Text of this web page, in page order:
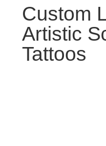
Custom
Artistic
Tattoos